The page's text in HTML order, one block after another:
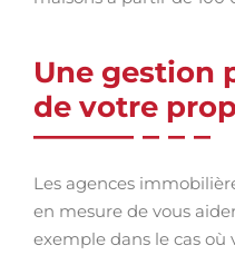
Une gestion
de votre
Les agences
en mesure de vous
exemple dans le cas